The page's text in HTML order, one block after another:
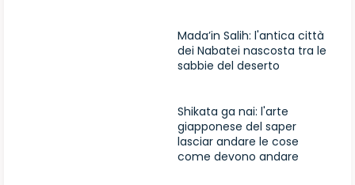
Mada’in Salih: l'antica città
dei Nabatei nascosta tra le
sabbie del deserto
Shikata ga nai: l'arte
giapponese del saper
lasciar andare le cose
come devono andare